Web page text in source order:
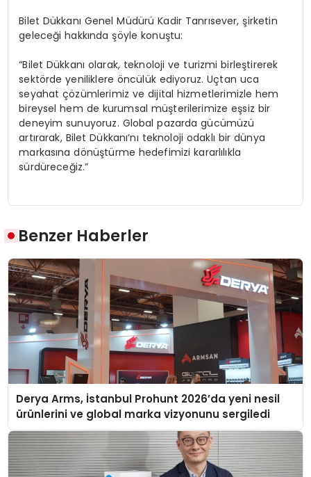
Bilet Dükkanı Genel Müdürü Kadir Tanrısever, şirketin
geleceği hakkında şöyle konuştu:
“Bilet Dükkanı olarak, teknoloji ve turizmi birleştirerek
sektörde yeniliklere öncülük ediyoruz. Uçtan uca
seyahat çözümlerimiz ve dijital hizmetlerimizle hem
bireysel hem de kurumsal müşterilerimize eşsiz bir
deneyim sunuyoruz. Global pazarda gücümüzü
artırarak, Bilet Dükkanı’nı teknoloji odaklı bir dünya
markasına dönüştürme hedefimizi kararlılıkla
sürdüreceğiz.”
Benzer Haberler
Derya Arms, İstanbul Prohunt 2026’da yeni nesil
ürünlerini ve global marka vizyonunu sergiledi